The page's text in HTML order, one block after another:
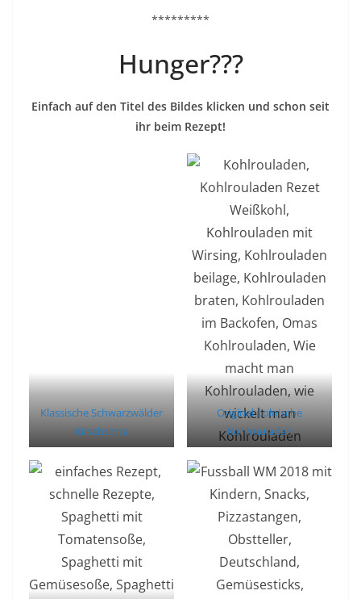
*********
Hunger???
Einfach auf den Titel des Bildes klicken und schon seit
ihr beim Rezept!
Klassische Schwarzwälder
Kirschtorte
Original polnische
Kohlrouladen